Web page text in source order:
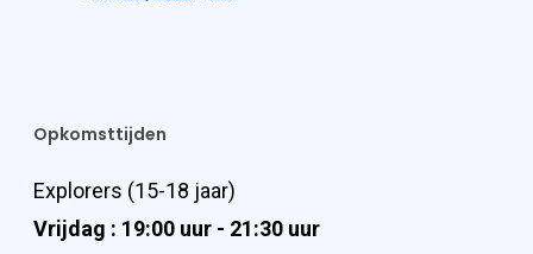
Opkomsttijden
Explorers (15-18 jaar)
Vrijdag : 19:00 uur - 21:30 uur